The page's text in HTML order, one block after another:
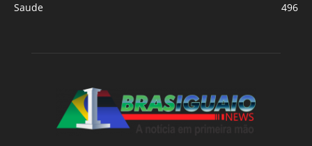
Saude
496